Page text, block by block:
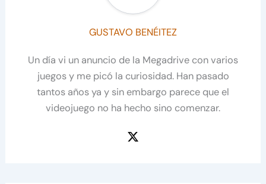
GUSTAVO BENÉITEZ
Un día vi un anuncio de la Megadrive con varios
juegos y me picó la curiosidad. Han pasado
tantos años ya y sin embargo parece que el
videojuego no ha hecho sino comenzar.